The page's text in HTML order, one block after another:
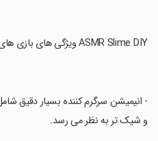
‏- انیمیشن سرگرم کننده بسیار دقیق
و شیک تر به نظر می رسد.